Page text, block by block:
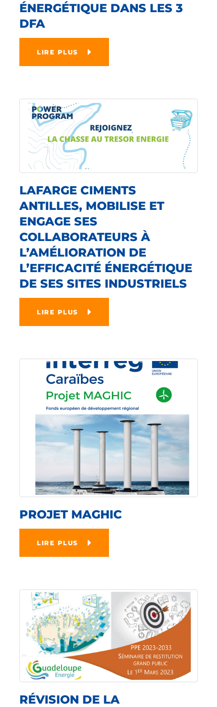
ÉNERGÉTIQUE DANS LES 3
DFA
LIRE PLUS
LAFARGE CIMENTS
ANTILLES, MOBILISE ET
ENGAGE SES
COLLABORATEURS À
L’AMÉLIORATION DE
L’EFFICACITÉ ÉNERGÉTIQUE
DE SES SITES INDUSTRIELS
LIRE PLUS
PROJET MAGHIC
LIRE PLUS
RÉVISION DE LA